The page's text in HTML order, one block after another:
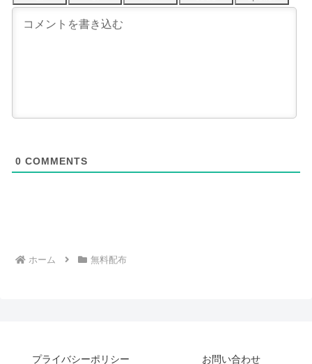
0 COMMENTS
ホーム 無料配布
プライバシーポリシー お問い合わせ